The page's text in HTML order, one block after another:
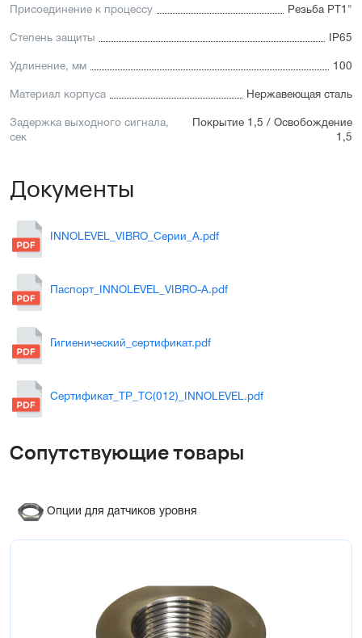
Присоединение к процессу Резьба PT1"
Степень защиты IP65
Удлинение, мм 100
Материал корпуса Нержавеющая сталь
Задержка выходного сигнала,
сек
Покрытие 1,5 / Освобождение
1,5
Документы
INNOLEVEL_VIBRO_Серии_A.pdf
Паспорт_INNOLEVEL_VIBRO-A.pdf
Гигиенический_сертификат.pdf
Сертификат_ТР_ТС(012)_INNOLEVEL.pdf
Сопутствующие товары
Опции для датчиков уровня